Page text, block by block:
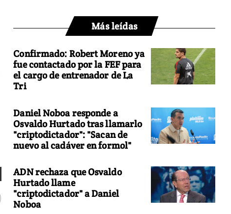
Más leídas
Confirmado: Robert Moreno ya
fue contactado por la FEF para
el cargo de entrenador de La
Tri
Daniel Noboa responde a
Osvaldo Hurtado tras llamarlo
"criptodictador": "Sacan de
nuevo al cadáver en formol"
ADN rechaza que Osvaldo
Hurtado llame
"criptodictador" a Daniel
Noboa